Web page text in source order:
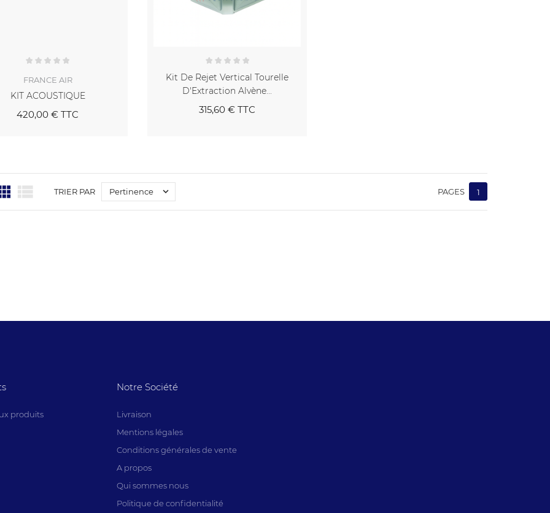
FRANCE AIR
KIT ACOUSTIQUE
420,00 € TTC
Kit De Rejet Vertical Tourelle
D'Extraction Alvène...
315,60 € TTC
 TRIER PAR Pertinence  PAGES 1
produits
Notre Société
Livraison
Mentions légales
Conditions générales de vente
A propos
Qui sommes nous
Politique de confidentialité